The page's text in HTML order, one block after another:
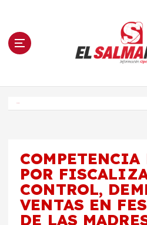
n El Salmantino -
POR
CONTROL,
VENTAS EN
DE LAS